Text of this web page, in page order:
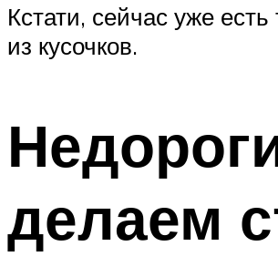
Кстати, сейчас уже
из кусочков.
делаем